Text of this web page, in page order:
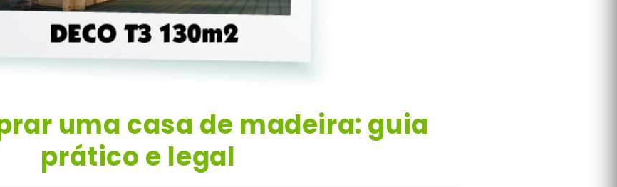
uma casa de madeira: guia
prático e legal